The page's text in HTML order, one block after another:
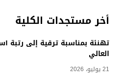
أخر مستجدات الكلية
تهنئة بمناسبة ترقية إلى رتبة
العالي
21 يوليو، 2026